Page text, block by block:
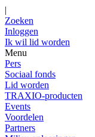
|
Zoeken
Inloggen
Ik wil lid worden
Menu
Pers
Sociaal fonds
Lid worden
TRAXIO-producten
Events
Voordelen
Partners